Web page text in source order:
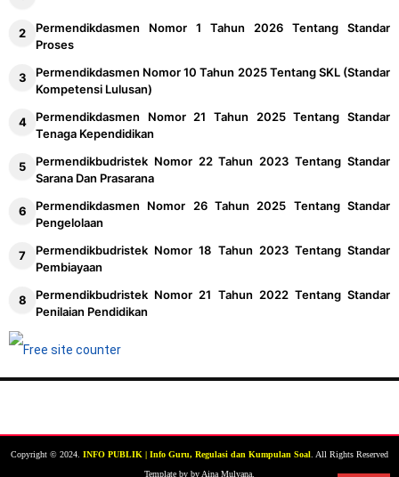
Permendikdasmen Nomor 1 Tahun 2026 Tentang Standar
Proses
Permendikdasmen Nomor 10 Tahun 2025 Tentang SKL (Standar
Kompetensi Lulusan)
Permendikdasmen Nomor 21 Tahun 2025 Tentang Standar
Tenaga Kependidikan
Permendikbudristek Nomor 22 Tahun 2023 Tentang Standar
Sarana Dan Prasarana
Permendikdasmen Nomor 26 Tahun 2025 Tentang Standar
Pengelolaan
Permendikbudristek Nomor 18 Tahun 2023 Tentang Standar
Pembiayaan
Permendikbudristek Nomor 21 Tahun 2022 Tentang Standar
Penilaian Pendidikan
Copyright © 2024. INFO PUBLIK | Info Guru, Regulasi dan Kumpulan Soal . All Rights Reserved
Template by by Aina Mulyana.